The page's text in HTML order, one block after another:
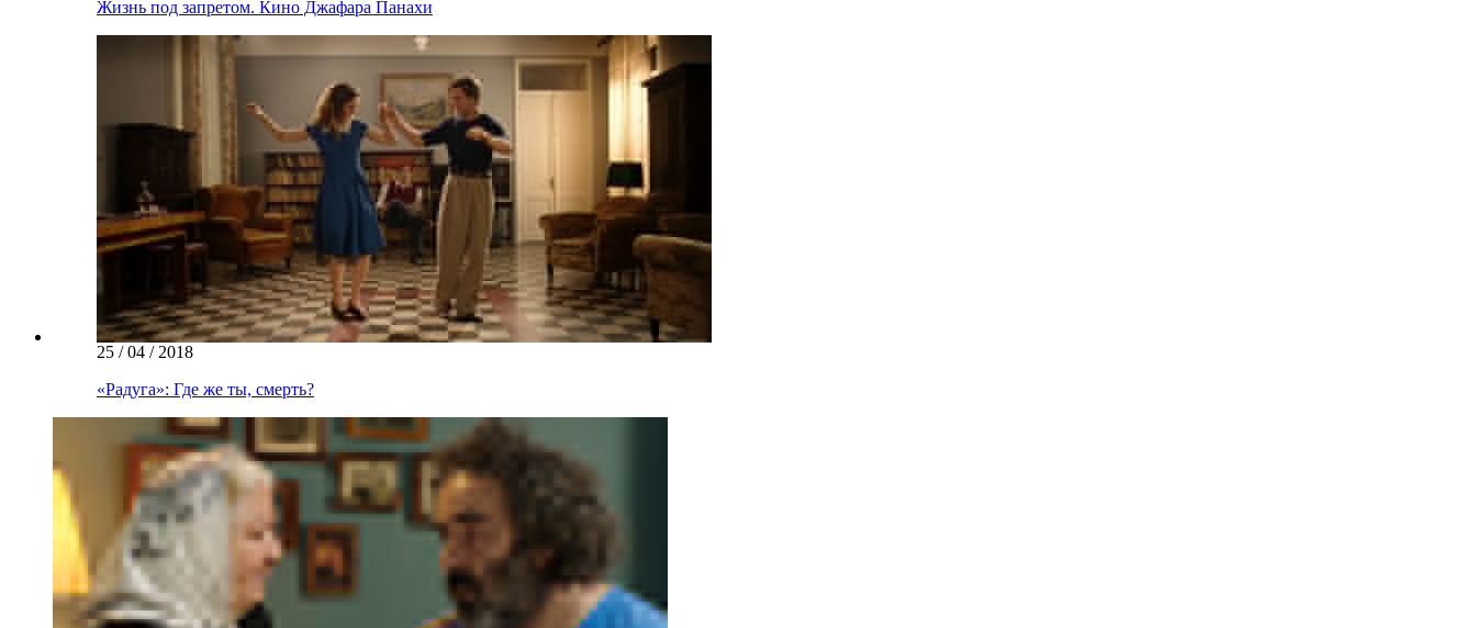
Жизнь под запретом. Кино Джафара Панахи
25 / 04 / 2018
«Радуга»: Где же ты, смерть?